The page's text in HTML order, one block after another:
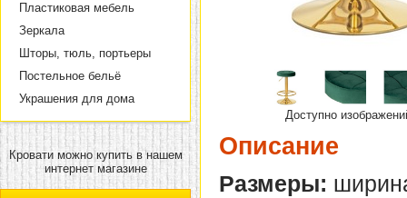
Пластиковая мебель
Зеркала
Шторы, тюль, портьеры
Постельное бельё
Украшения для дома
Кровати можно купить в нашем
интернет магазине
Доступно
Описание
Размеры: